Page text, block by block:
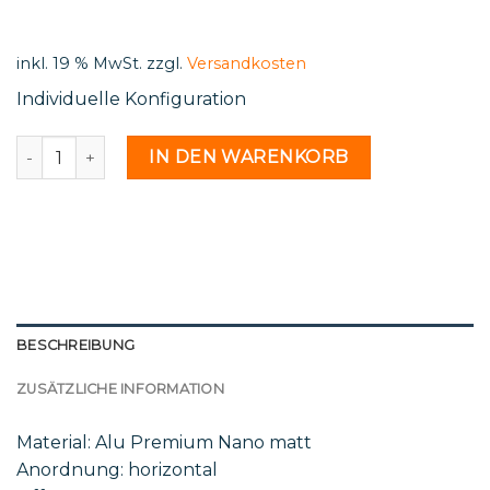
inkl. 19 % MwSt. zzgl. Versandkosten
Individuelle Konfiguration
Des 56 21 - 2161441 MengeIN DEN WARENKORB
BESCHREIBUNG
ZUSÄTZLICHE INFORMATION
Material: Alu Premium Nano matt
Anordnung: horizontal